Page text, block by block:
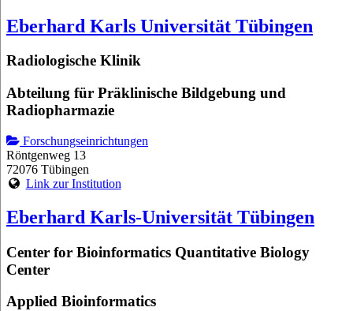
Eberhard Karls Universität Tübingen
Radiologische Klinik
Abteilung für Präklinische Bildgebung und
Radiopharmazie
Forschungseinrichtungen
Röntgenweg 13
72076 Tübingen
Link zur Institution
Eberhard Karls-Universität Tübingen
Center for Bioinformatics Quantitative Biology
Center
Applied Bioinformatics